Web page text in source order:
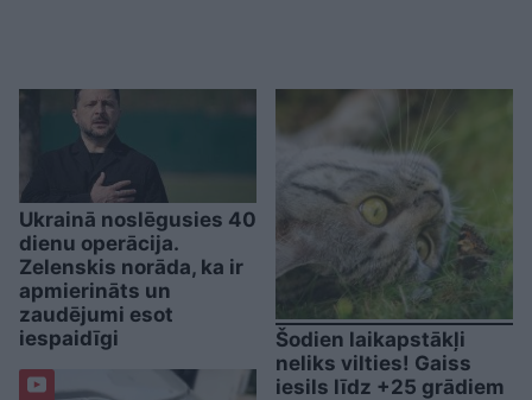
Ukrainā noslēgusies 40
dienu operācija.
Zelenskis norāda, ka ir
apmierināts un
zaudējumi esot
iespaidīgi
Šodien laikapstākļi
neliks vilties! Gaiss
iesils līdz +25 grādiem